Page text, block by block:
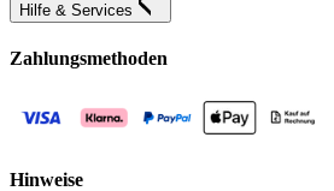
Hilfe & Services
Zahlungsmethoden
Hinweise